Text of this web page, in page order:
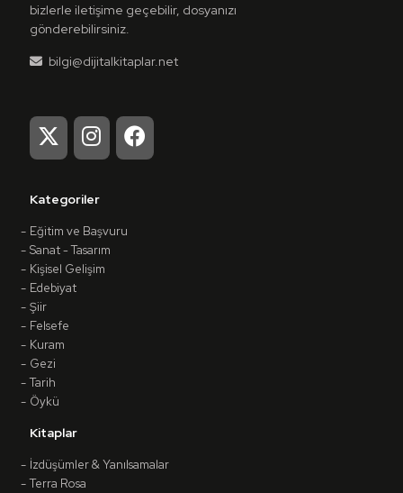
bizlerle iletişime geçebilir, dosyanızı
gönderebilirsiniz.
bilgi@dijitalkitaplar.net
Kategoriler
Eğitim ve Başvuru
Sanat - Tasarım
Kişisel Gelişim
Edebiyat
Şiir
Felsefe
Kuram
Gezi
Tarih
Öykü
Kitaplar
İzdüşümler & Yanılsamalar
Terra Rosa